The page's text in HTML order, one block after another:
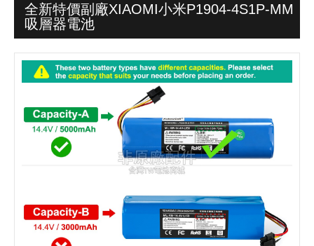
全新特價副廠XIAOMI小米P1904-4S1P-MM
吸層器電池